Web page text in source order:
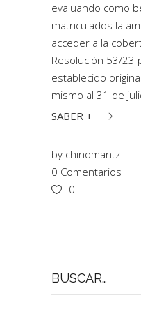
evaluando como
matriculados la
acceder a la
Resolución 53/23
establecido
mismo al 31 de
SABER +
by chinomantz
0 Comentarios
0
por: